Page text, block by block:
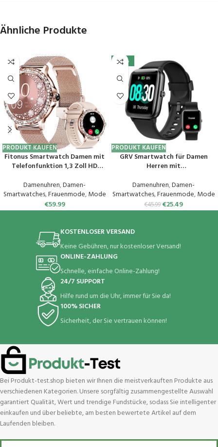
Ähnliche Produkte
PRODUKT KAUFEN
Fitonus Smartwatch Damen mit
Telefonfunktion 1,3 Zoll HD
Periodenverfolgung, 110+ Sport,
Herzfrequenz, SpO2
Schlafmonitor, IP68 Fitnessuhr
Tracker für iOS Android
Damenuhren,Damen-
Smartwatches,Frauenmode,Mode
€59.99
-45%
PRODUKT KAUFEN
GRV Smartwatch für Damen
Herren mit
Herzfrequenzmessung,SpO2,Sch
rittzähler,Schlafmonitor,Multi
Trainingsmodi für iOS Android
Handy
Damenuhren,Damen-
Smartwatches,Frauenmode,Mode
€45.99 €25.49
KOSTENLOSER VERSAND
Keine Gebühren, nur kostenloser Versand!
ONLINE-ZAHLUNG
Schnelle, einfache Online-Zahlung!
24/7 SUPPORT
Hilfe rund um die Uhr, immer für Sie da!
100% SICHER
Sicherheit, der Sie vertrauen können!
Bei Produkt-test.shop bieten wir Ihnen die meistverkauften Produkte aus
verschiedenen Kategorien. Unsere sorgfältig zusammengestellte Auswahl
garantiert Qualität, Wert und trendige Fundstücke, sodass Sie intelligenter
einkaufen und über beliebte, am besten bewertete Artikel auf dem
Laufenden bleiben.